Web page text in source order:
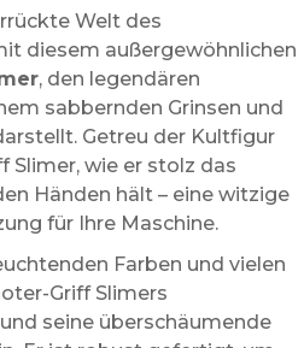
Welt des
diesem außergewöhnlichen
, den legendären
sabbernden Grinsen und
Getreu der Kultfigur
Slimer, wie er stolz das
Händen hält – eine witzige
für Ihre Maschine.
Farben und vielen
Griff Slimers
seine überschäumende